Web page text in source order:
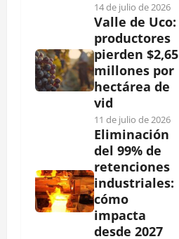
14 de julio de 2026
Valle de Uco:
productores
pierden $2,65
millones por
hectárea de
vid
11 de julio de 2026
Eliminación
del 99% de
retenciones
industriales:
cómo
impacta
desde 2027